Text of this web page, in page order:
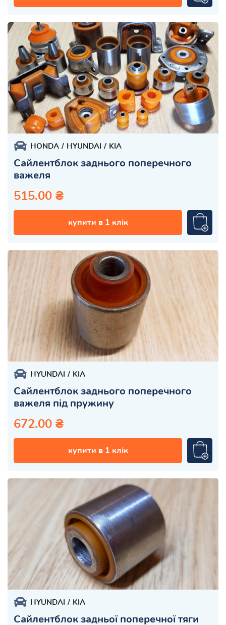
HONDA HYUNDAI KIA
Сайлентблок заднього поперечного
важеля
515.00 ₴
купити в 1 клік
HYUNDAI KIA
Сайлентблок заднього поперечного
важеля під пружину
672.00 ₴
купити в 1 клік
HYUNDAI KIA
Сайлентблок задньої поперечної тяги